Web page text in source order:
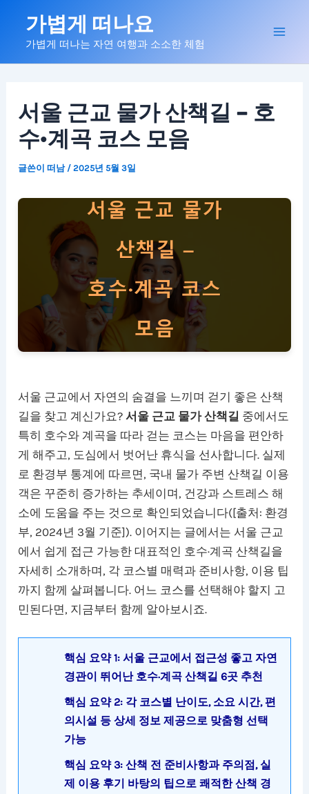
로
가볍게 떠나요
가볍게 떠나는 자연 여행과 소소한 체험
서울 근교 물가 산책길 – 호
수·계곡 코스 모음
글쓴이떠남 /2025년 5월 3일
서울 근교에서 자연의 숨결을 느끼며 걷기 좋은 산책
길을 찾고 계신가요?서울 근교 물가 산책길 중에서도
특히 호수와 계곡을 따라 걷는 코스는 마음을 편안하
게 해주고, 도심에서 벗어난 휴식을 선사합니다. 실제
로 환경부 통계에 따르면, 국내 물가 주변 산책길 이용
객은 꾸준히 증가하는 추세이며, 건강과 스트레스 해
소에 도움을 주는 것으로 확인되었습니다([출처: 환경
부, 2024년 3월 기준]). 이어지는 글에서는 서울 근교
에서 쉽게 접근 가능한 대표적인 호수·계곡 산책길을
자세히 소개하며, 각 코스별 매력과 준비사항, 이용 팁
까지 함께 살펴봅니다. 어느 코스를 선택해야 할지 고
민된다면, 지금부터 함께 알아보시죠.
핵심 요약 1: 서울 근교에서 접근성 좋고 자연
경관이 뛰어난 호수·계곡 산책길 6곳 추천
핵심 요약 2: 각 코스별 난이도, 소요 시간, 편
의시설 등 상세 정보 제공으로 맞춤형 선택
가능
핵심 요약 3: 산책 전 준비사항과 주의점, 실
제 이용 후기 바탕의 팁으로 쾌적한 산책 경